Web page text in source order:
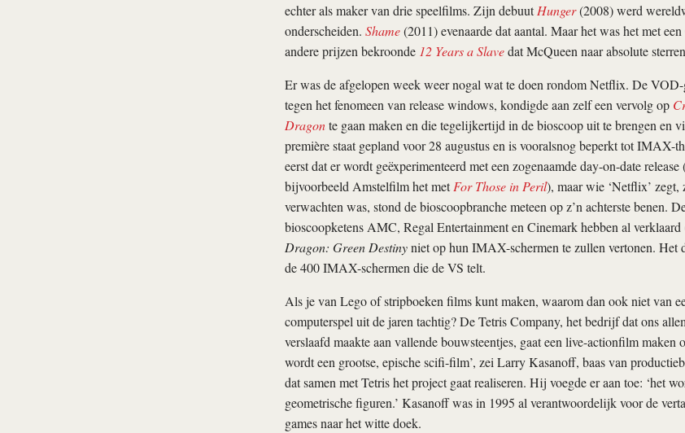
echter als maker van drie speelfilms. Zijn debuutHunger(2008) werd
onderscheiden. Shame(2011) evenaarde dat aantal. Maar het was het met
andere prijzen bekroonde 12 Years a Slavedat McQueen naar absolute
Er was de afgelopen week weer nogal wat te doen rondom Netflix. De
tegen het fenomeen van release windows, kondigde aan zelf een vervolg op
Dragonte gaan maken en die tegelijkertijd in de bioscoop uit te brengen en
première staat gepland voor 28 augustus en is vooralsnog beperkt tot IMAX-
eerst dat er wordt geëxperimenteerd met een zogenaamde day-on-date
bijvoorbeeld Amstelfilm het metFor Those in Peril), maar wie ‘Netflix’ zegt,
verwachten was, stond de bioscoopbranche meteen op z’n achterste benen.
bioscoopketens AMC, Regal Entertainment en Cinemark hebben al verklaard
Dragon: Green Destinyniet op hun IMAX-schermen te zullen vertonen. Het
de 400 IMAX-schermen die de VS telt.
Als je van Lego of stripboeken films kunt maken, waarom dan ook niet van
computerspel uit de jaren tachtig? De Tetris Company, het bedrijf dat ons
verslaafd maakte aan vallende bouwsteentjes, gaat een live-actionfilm maken
wordt een grootse, epische scifi-film’, zei Larry Kasanoff, baas van
dat samen met Tetris het project gaat realiseren. Hij voegde er aan toe: ‘het
geometrische figuren.’ Kasanoff was in 1995 al verantwoordelijk voor de
games naar het witte doek.